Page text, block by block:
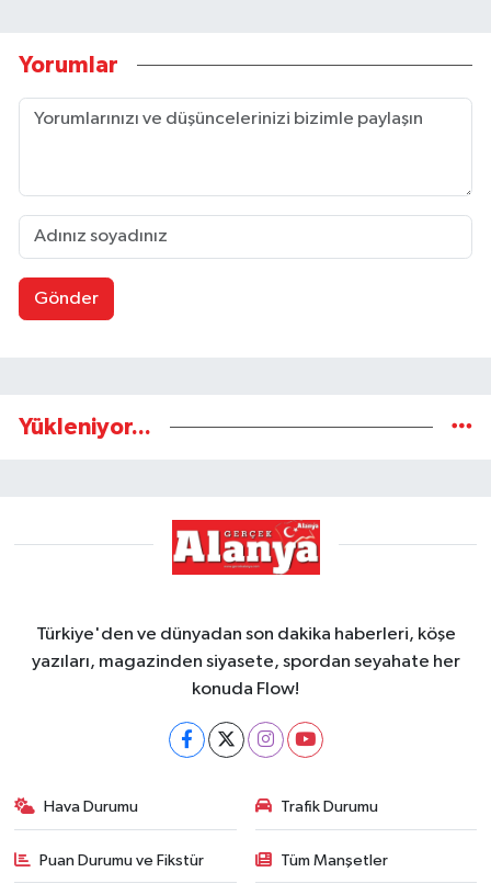
Yorumlar
Gönder
Yükleniyor...
Türkiye'den ve dünyadan son dakika haberleri, köşe
yazıları, magazinden siyasete, spordan seyahate her
konuda Flow!
Hava Durumu Trafik Durumu
Puan Durumu ve Fikstür Tüm Manşetler